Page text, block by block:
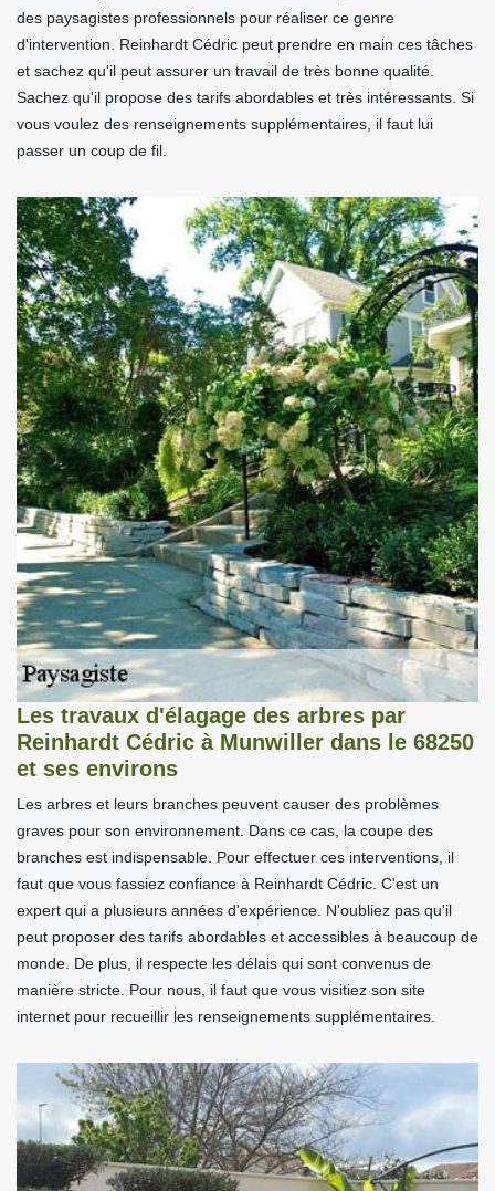
des paysagistes professionnels pour réaliser ce genre
d'intervention. Reinhardt Cédric peut prendre en main ces tâches
et sachez qu'il peut assurer un travail de très bonne qualité.
Sachez qu'il propose des tarifs abordables et très intéressants. Si
vous voulez des renseignements supplémentaires, il faut lui
passer un coup de fil.
Les travaux d'élagage des arbres par
Reinhardt Cédric à Munwiller dans le 68250
et ses environs
Les arbres et leurs branches peuvent causer des problèmes
graves pour son environnement. Dans ce cas, la coupe des
branches est indispensable. Pour effectuer ces interventions, il
faut que vous fassiez confiance à Reinhardt Cédric. C'est un
expert qui a plusieurs années d'expérience. N'oubliez pas qu'il
peut proposer des tarifs abordables et accessibles à beaucoup de
monde. De plus, il respecte les délais qui sont convenus de
manière stricte. Pour nous, il faut que vous visitiez son site
internet pour recueillir les renseignements supplémentaires.